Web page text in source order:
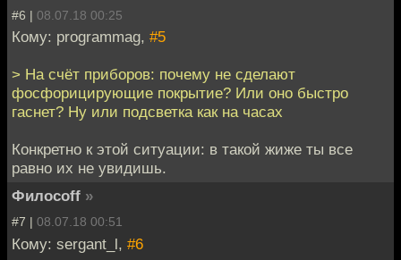
#6 | 08.07.18 00:25
Кому: programmag, #5
> На счёт приборов: почему не сделают
фосфорицирующие покрытие? Или оно быстро
гаснет? Ну или подсветка как на часах
Конкретно к этой ситуации: в такой жиже ты все
равно их не увидишь.
Филосоff »
#7 | 08.07.18 00:51
Кому: sergant_l, #6